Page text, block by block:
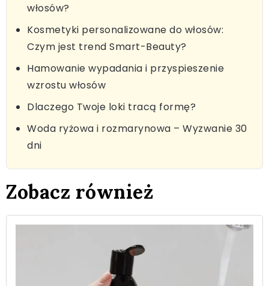
włosów?
Kosmetyki personalizowane do włosów:
Czym jest trend Smart-Beauty?
Hamowanie wypadania i przyspieszenie
wzrostu włosów
Dlaczego Twoje loki tracą formę?
Woda ryżowa i rozmarynowa – Wyzwanie 30
dni
Zobacz również